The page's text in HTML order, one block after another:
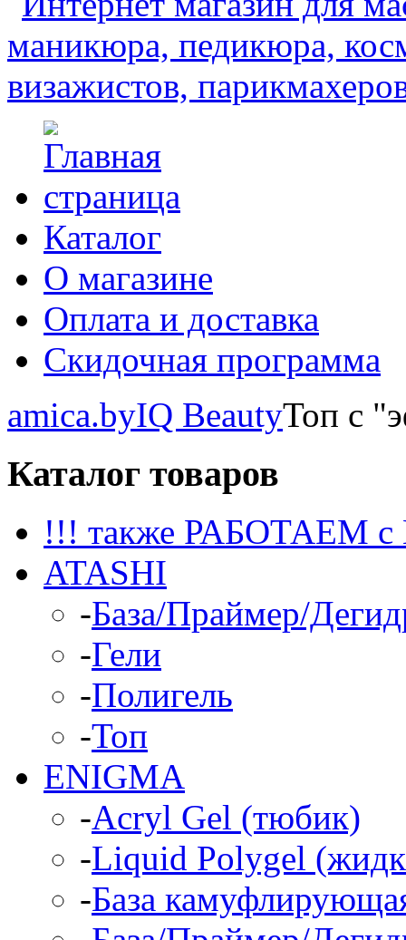
Каталог
О магазине
Оплата и доставка
Скидочная программа
amica.byIQ BeautyТоп с
Каталог товаров
!!! также РАБОТАЕМ
ATASHI
-База/Праймер/
-Гели
-Полигель
-Топ
ENIGMA
-Acryl Gel (тюбик)
-Liquid Polygel
-База